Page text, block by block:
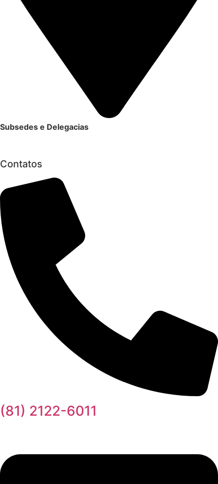
Subsedes e Delegacias
Contatos
(81) 2122-6011